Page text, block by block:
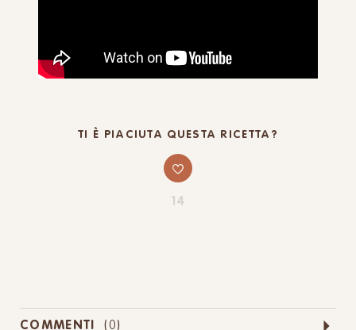
TI È PIACIUTA QUESTA RICETTA?
14
COMMENTI (0)